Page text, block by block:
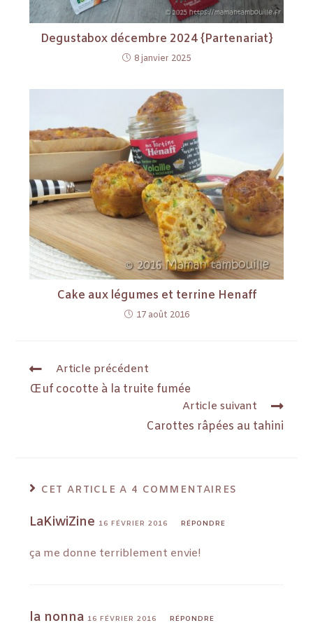
Degustabox décembre 2024 {Partenariat}
8 janvier 2025
Cake aux légumes et terrine Henaff
17 août 2016
Article précédent
Œuf cocotte à la truite fumée
Article suivant
Carottes râpées au tahini
CET ARTICLE A 4 COMMENTAIRES
LaKiwiZine 16 FÉVRIER 2016 RÉPONDRE
ça me donne terriblement envie!
la nonna 16 FÉVRIER 2016 RÉPONDRE